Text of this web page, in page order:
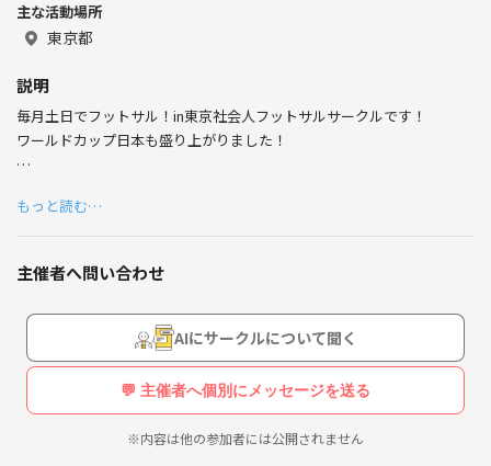
趣味が合う色んな人と繋がりたくて、始めました！
よろしくお願いします。
主な活動場所
東京都
説明
毎月土日でフットサル！in東京社会人フットサルサークルです！
ワールドカップ日本も盛り上がりました！
今サークル人数を募集してます！
ぼくたちのフットサルサークルは年齢幅広いです！
ガチでやるというよりフットサルを楽しみたい方を募集してます！
練習や、初心者講習、レベル別や男女別の試合などみなさんが楽しめる
ように工夫しています！
最近は女子メンバーも増えてきました！
もっと読む…
主催者へ問い合わせ
AIにサークルについて聞く
💬 主催者へ個別にメッセージを送る
※内容は他の参加者には公開されません